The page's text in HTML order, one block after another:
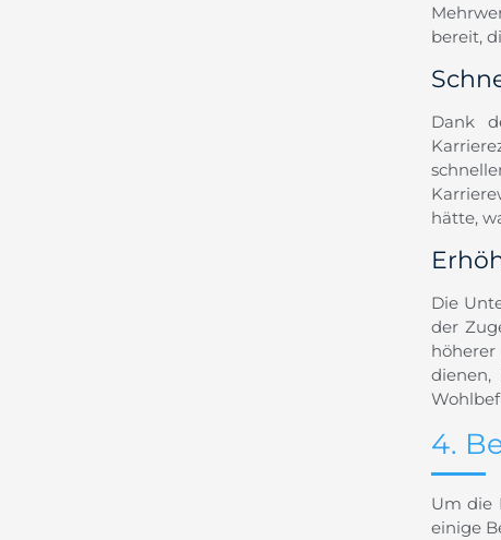
bereit,
Dank
hätte,
Die
der
4.
Um die
einige